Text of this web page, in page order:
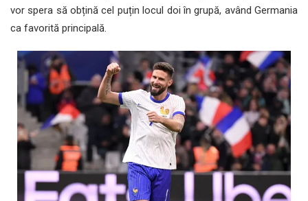
vor spera să obțină cel puțin locul doi în grupă, având Germania
ca favorită principală.